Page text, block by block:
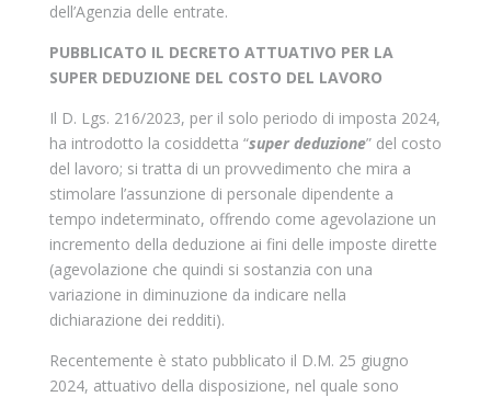
dell’Agenzia delle entrate.
PUBBLICATO IL DECRETO ATTUATIVO PER LA
SUPER DEDUZIONE DEL COSTO DEL LAVORO
Il D. Lgs. 216/2023, per il solo periodo di imposta 2024,
ha introdotto la cosiddetta “super deduzione” del costo
del lavoro; si tratta di un provvedimento che mira a
stimolare l’assunzione di personale dipendente a
tempo indeterminato, offrendo come agevolazione un
incremento della deduzione ai fini delle imposte dirette
(agevolazione che quindi si sostanzia con una
variazione in diminuzione da indicare nella
dichiarazione dei redditi).
Recentemente è stato pubblicato il D.M. 25 giugno
2024, attuativo della disposizione, nel quale sono